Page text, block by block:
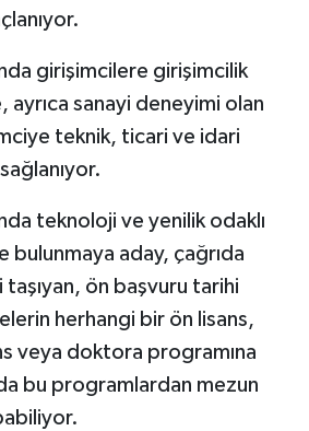
girişimcilere girişimcilik
sanayi deneyimi olan
teknik, ticari ve idari
teknoloji ve yenilik odaklı
bulunmaya aday, çağrıda
ön başvuru tarihi
herhangi bir ön lisans,
veya doktora programına
bu programlardan mezun